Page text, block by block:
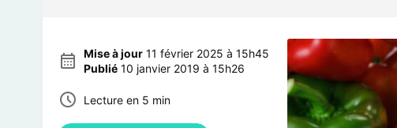
Mise à jour 11 février 2025 à 15h45
Publié 10 janvier 2019 à 15h26
Lecture en 5 min